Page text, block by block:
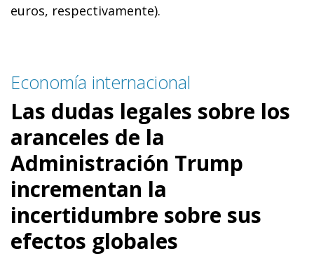
euros, respectivamente).
Economía internacional
Las dudas legales sobre los
aranceles de la
Administración Trump
incrementan la
incertidumbre sobre sus
efectos globales